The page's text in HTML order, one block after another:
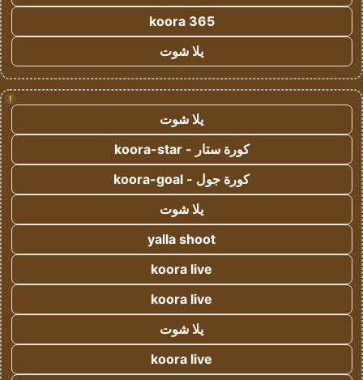
koora 365
يلا شوت
!
يلا شوت
كورة ستار - koora-star
كورة جول - koora-goal
يلا شوت
yalla shoot
koora live
koora live
يلا شوت
koora live